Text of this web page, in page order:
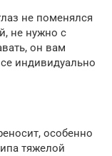
не поменялся
не нужно с
он вам
индивидуально
особенно
тяжелой